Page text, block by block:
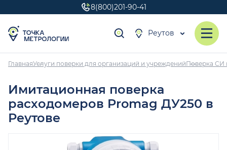
8(800)201-90-41
Реутов
ГлавнаяУслуги поверки для организаций и учрежденийПоверка СИ
Имитационная поверка
расходомеров Promag ДУ250 в
Реутове